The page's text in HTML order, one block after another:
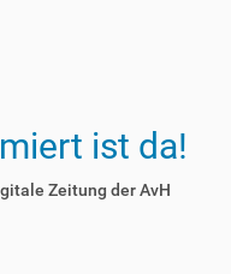
ist da!
Zeitung der AvH